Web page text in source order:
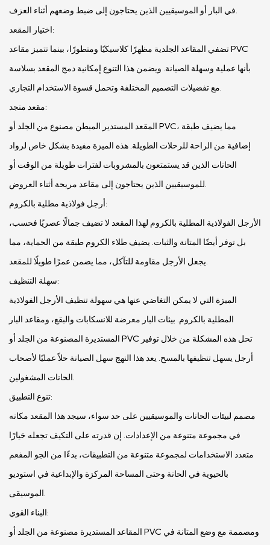
اختيار المقعد:
تضفي المقاعد الجلدية مظهرًا كلاسيكيًا ومتطورًا، بينما تتميز مقاعد PVC
بأنها عملية وسهلة الصيانة. ويضمن هذا التنوع إمكانية دمج المقعد بسلاسة
مقعد منجد:
المقعد المستدير المبطن مصنوع من الجلد أو PVC، مما يضيف طبقة
إضافية من الراحة للرحلات الطويلة. هذه الميزة مفيدة بشكل خاص لرواد
الحانات الذين قد يستمتعون بالمشروبات لفترات طويلة من الوقت أو
أرجل فولاذية مطلية بالكروم:
الأرجل الفولاذية المطلية بالكروم لهذا المقعد لا تضيف جمالًا عصريًا فحسب،
بل توفر أيضًا المتانة والثبات. يضيف طلاء الكروم طبقة من الحماية، مما
سهلة التنظيف:
الميزة التي لا يمكن التغاضي عنها هي سهولة تنظيف الأرجل الفولاذية
المطلية بالكروم. بيئات البار معرضة للانسكابات والبقع، ومقاعد البار
المستديرة المصنوعة من الجلد أو PVC تحل هذه المشكلة من خلال توفير
أرجل يسهل تنظيفها بالمسح. يعد هذا النهج سهل الصيانة حلاً عمليًا لأصحاب
تنوع التطبيق:
مصمم لبيئات الحانات والموسيقيين على حد سواء، سيجد هذا المقعد مكانه
في مجموعة متنوعة من الإعدادات. إن قدرته على التكيف تجعله خيارًا
متعدد الاستخدامات لمجموعة متنوعة من التطبيقات، بدءًا من الجو المفعم
بالحيوية في الحانة وحتى المساحة المركزة والإبداعية في استوديو
البناء القوي:
المقاعد المستديرة مصنوعة من الجلد أو PVC ومصممة مع وضع المتانة في